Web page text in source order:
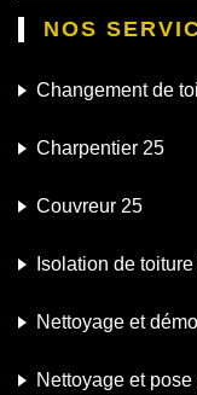
NOS
Changement de
Charpentier 25
Couvreur 25
Isolation de
Nettoyage et
Nettoyage et